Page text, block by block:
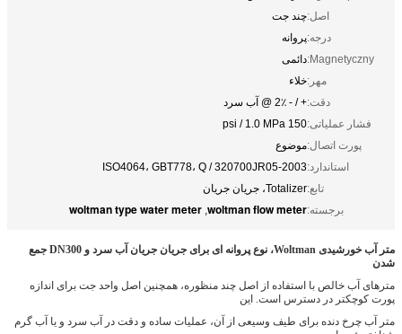
اصل:چند جت
درجه:پروانه
Magnetyczny: دائمی
مهر:خلاء
دقت:+ / - 2٪ @ آب سرد
فشار عملیاتی:150 psi / 1.0 MPa
پورت اتصال:موضوع
استاندارد:ISO4064، GBT778، Q / 320700JR05-2003
تابع:Totalizer، جریان جریان
برجسته:woltman flow meter
,
woltman type water meter
متر آب خورشیدی Woltman، نوع پروانه ای برای جریان جریان آب سرد و DN300 جمع
شدن
مترهای آب خالص با استفاده از اصل چند منظوره، همچنین اصل واحد جت برای اندازه
پورت کوچکتر در دسترس است. این
متر آب چرخ دنده برای طیف وسیعی از آن، عملیات ساده و دقت در آب سرد و یا آب گرم